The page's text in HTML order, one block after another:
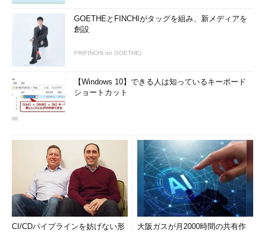
GOETHEとFINCHIがタッグを組み、新メディアを
創設
PR(FINCHI on GOETHE)
【Windows 10】できる人は知っているキーボード
ショートカット
CI/CDパイプラインを妨げない形
大阪ガスが月2000時間の共有作